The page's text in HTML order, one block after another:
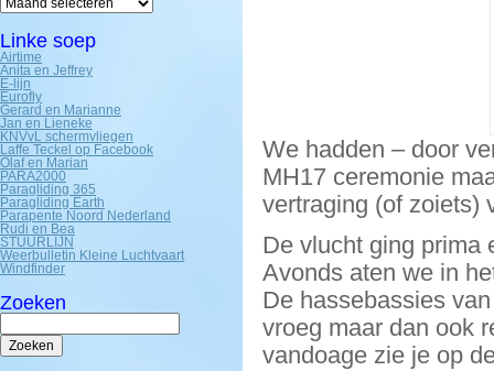
Linke soep
Airtime
Anita en Jeffrey
E-lijn
Eurofly
Gerard en Marianne
Jan en Lieneke
KNVvL schermvliegen
Laffe Teckel op Facebook
Olaf en Marian
PARA2000
Paragliding 365
Paragliding Earth
Parapente Noord Nederland
Rudi en Bea
STUURLIJN
Weerbulletin Kleine Luchtvaart
Windfinder
Zoeken
Zoeken
naar:
We hadden – door
MH17 ceremonie
vertraging (of zoiets)
De vlucht ging prima
Avonds aten we in
De hassebassies
vroeg maar dan ook
vandoage zie je op